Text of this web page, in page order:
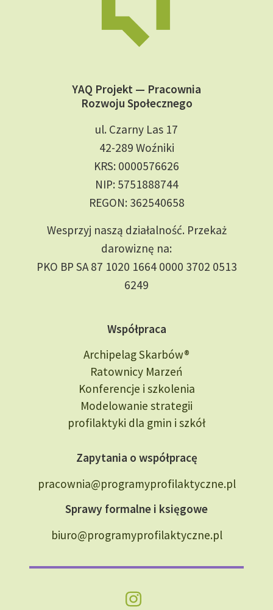
YAQ Projekt — Pracownia
Rozwoju Społecznego
ul. Czarny Las 17
42-289 Woźniki
KRS: 0000576626
NIP: 5751888744
REGON: 362540658
Wesprzyj naszą działalność. Przekaż
darowiznę na:
PKO BP SA 87 1020 1664 0000 3702 0513
6249
Współpraca
Archipelag Skarbów®
Ratownicy Marzeń
Konferencje i szkolenia
Modelowanie strategii
profilaktyki dla gmin i szkół
Zapytania o współpracę
pracownia@programyprofilaktyczne.pl
Sprawy formalne i księgowe
biuro@programyprofilaktyczne.pl